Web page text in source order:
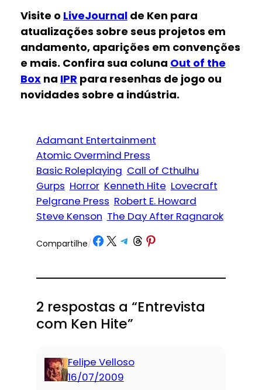
Visite o LiveJournalde Ken para
atualizações sobre seus projetos em
andamento, aparições em convenções
e mais. Confira sua coluna Out of the
Boxna IPR para resenhas de jogo ou
novidades sobre a indústria.
Adamant Entertainment
Atomic Overmind Press
Basic Roleplaying Call of Cthulhu
Gurps Horror Kenneth Hite Lovecraft
Pelgrane Press Robert E. Howard
Steve Kenson The Day After Ragnarok
Compartilhe/Share on Facebook
Share on X Share on Telegram
Share on Threads
Share on Pinterest
2 respostas a “Entrevista
com Ken Hite”
Felipe Velloso
16/07/2009